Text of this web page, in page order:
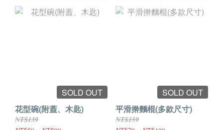
SOLD OUT
花型碗(附蓋、木匙)
NT$139
SOLD OUT
平滑擀麵棍(多款尺寸)
NT$159